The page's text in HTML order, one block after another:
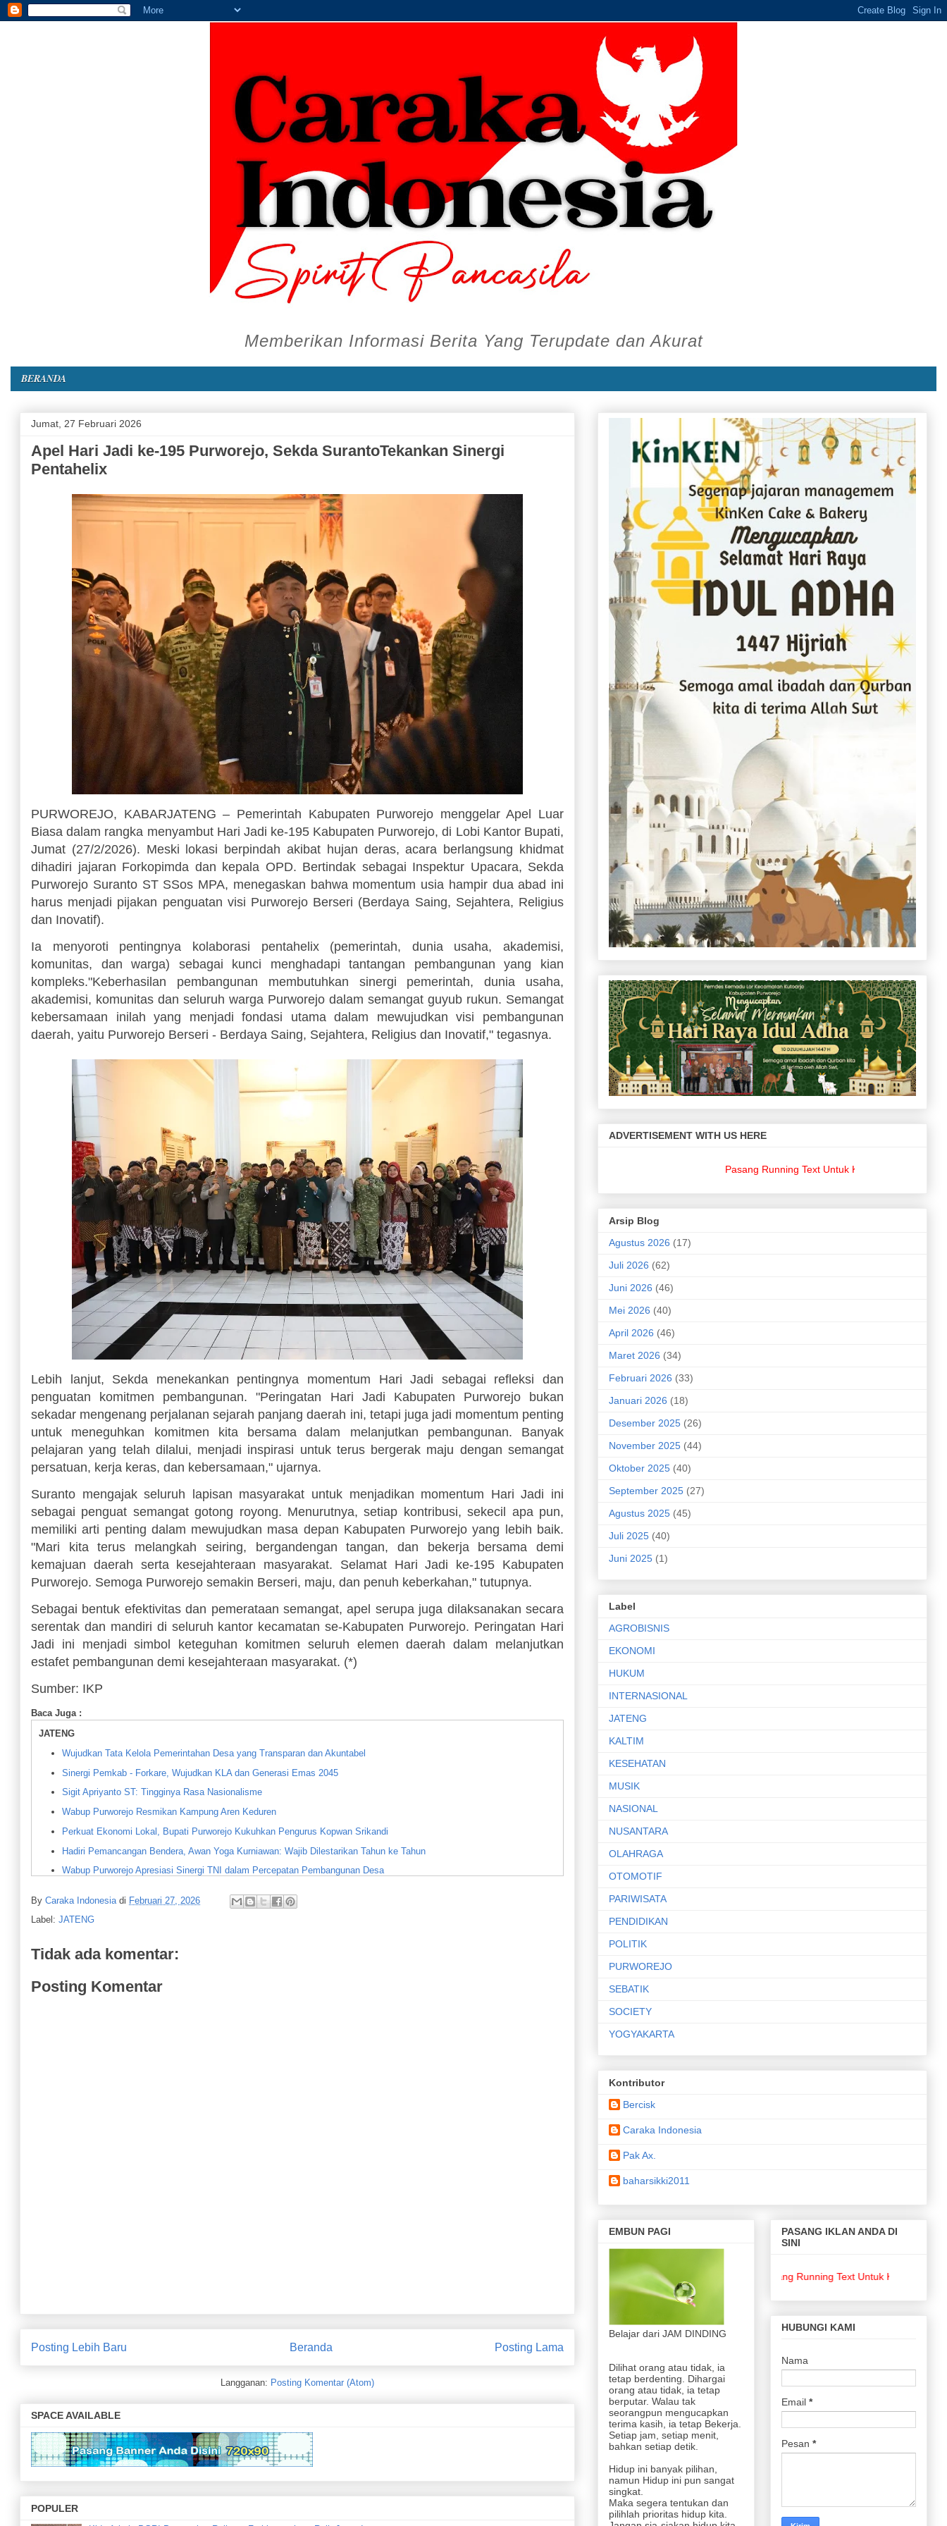
Memberikan Informasi Berita Yang Terupdate dan Akurat
BERANDA
Jumat, 27 Februari 2026
Apel Hari Jadi ke-195 Purworejo, Sekda SurantoTekankan Sinergi
Pentahelix
PURWOREJO, KABARJATENG – Pemerintah Kabupaten Purworejo menggelar Apel Luar
Biasa dalam rangka menyambut Hari Jadi ke-195 Kabupaten Purworejo, di Lobi Kantor Bupati,
Jumat (27/2/2026). Meski lokasi berpindah akibat hujan deras, acara berlangsung khidmat
dihadiri jajaran Forkopimda dan kepala OPD. ​ Bertindak sebagai Inspektur Upacara, Sekda
Purworejo Suranto ST SSos MPA, menegaskan bahwa momentum usia hampir dua abad ini
harus menjadi pijakan penguatan visi Purworejo Berseri (Berdaya Saing, Sejahtera, Religius
dan Inovatif).
Ia menyoroti pentingnya kolaborasi pentahelix (pemerintah, dunia usaha, akademisi,
komunitas, dan warga) sebagai kunci menghadapi tantangan pembangunan yang kian
kompleks. ​"Keberhasilan pembangunan membutuhkan sinergi pemerintah, dunia usaha,
akademisi, komunitas dan seluruh warga Purworejo dalam semangat guyub rukun. Semangat
kebersamaan inilah yang menjadi fondasi utama dalam mewujudkan visi pembangunan
daerah, yaitu Purworejo Berseri - Berdaya Saing, Sejahtera, Religius dan Inovatif," tegasnya.
Lebih lanjut, Sekda menekankan pentingnya momentum Hari Jadi sebagai refleksi dan
penguatan komitmen pembangunan. "Peringatan Hari Jadi Kabupaten Purworejo bukan
sekadar mengenang perjalanan sejarah panjang daerah ini, tetapi juga jadi momentum penting
untuk meneguhkan komitmen kita bersama dalam melanjutkan pembangunan. Banyak
pelajaran yang telah dilalui, menjadi inspirasi untuk terus bergerak maju dengan semangat
persatuan, kerja keras, dan kebersamaan," ujarnya.
Suranto mengajak seluruh lapisan masyarakat untuk menjadikan momentum Hari Jadi ini
sebagai penguat semangat gotong royong. Menurutnya, setiap kontribusi, sekecil apa pun,
memiliki arti penting dalam mewujudkan masa depan Kabupaten Purworejo yang lebih baik.
"Mari kita terus melangkah seiring, bergandengan tangan, dan bekerja bersama demi
kemajuan daerah serta kesejahteraan masyarakat. Selamat Hari Jadi ke-195 Kabupaten
Purworejo. Semoga Purworejo semakin Berseri, maju, dan penuh keberkahan," tutupnya. ​
Sebagai bentuk efektivitas dan pemerataan semangat, apel serupa juga dilaksanakan secara
serentak dan mandiri di seluruh kantor kecamatan se-Kabupaten Purworejo. Peringatan Hari
Jadi ini menjadi simbol keteguhan komitmen seluruh elemen daerah dalam melanjutkan
estafet pembangunan demi kesejahteraan masyarakat. (*)
Sumber: IKP
Baca Juga :
JATENG
Wujudkan Tata Kelola Pemerintahan Desa yang Transparan dan Akuntabel
Sinergi Pemkab - Forkare, Wujudkan KLA dan Generasi Emas 2045
Sigit Apriyanto ST: Tingginya Rasa Nasionalisme
Wabup Purworejo Resmikan Kampung Aren Keduren
Perkuat Ekonomi Lokal, Bupati Purworejo Kukuhkan Pengurus Kopwan Srikandi
Hadiri Pemancangan Bendera, Awan Yoga Kurniawan: Wajib Dilestarikan Tahun ke Tahun
Wabup Purworejo Apresiasi Sinergi TNI dalam Percepatan Pembangunan Desa
Kades Karangwuluh - Kutoarjo Mengharapkan Perbaikan Jalan Poros
Pembangunan Mapolsek Bagelen, Lokasi di Dusun Pucungan Desa Bapangsari
Pendidikan Politik bagi Generasi Muda di SMAN 10- Purworejo
By Caraka Indonesia di Februari 27, 2026
Label: JATENG
Tidak ada komentar:
Posting Komentar
Posting Lebih Baru Posting Lama
Beranda
Langganan: Posting Komentar (Atom)
SPACE AVAILABLE
POPULER
ADVERTISEMENT WITH US HERE
Pasang Running Text Untuk Keperluan Bisnis Anda??
Arsip Blog
Agustus 2026 (17)
Juli 2026 (62)
Juni 2026 (46)
Mei 2026 (40)
April 2026 (46)
Maret 2026 (34)
Februari 2026 (33)
Januari 2026 (18)
Desember 2025 (26)
November 2025 (44)
Oktober 2025 (40)
September 2025 (27)
Agustus 2025 (45)
Juli 2025 (40)
Juni 2025 (1)
Label
AGROBISNIS
EKONOMI
HUKUM
INTERNASIONAL
JATENG
KALTIM
KESEHATAN
MUSIK
NASIONAL
NUSANTARA
OLAHRAGA
OTOMOTIF
PARIWISATA
PENDIDIKAN
POLITIK
PURWOREJO
SEBATIK
SOCIETY
YOGYAKARTA
Kontributor
Bercisk
Caraka Indonesia
Pak Ax.
baharsikki2011
EMBUN PAGI
Belajar dari JAM DINDING
Dilihat orang atau tidak, ia
tetap berdenting. Dihargai
orang atau tidak, ia tetap
berputar. Walau tak
seorangpun mengucapkan
terima kasih, ia tetap Bekerja.
Setiap jam, setiap menit,
bahkan setiap detik.
Hidup ini banyak pilihan,
namun Hidup ini pun sangat
singkat.
Maka segera tentukan dan
pilihlah prioritas hidup kita.
PASANG IKLAN ANDA DI
SINI
Pasang Running Text Untuk Keperluan Bisnis
HUBUNGI KAMI
Nama
Email *
Pesan *